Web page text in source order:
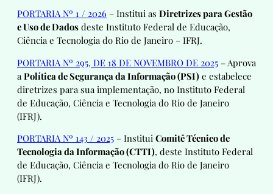
PORTARIA Nº 1 / 2026 – Institui as Diretrizes para Gestão
e Uso de Dados deste Instituto Federal de Educação,
Ciência e Tecnologia do Rio de Janeiro – IFRJ.
PORTARIA Nº 295, DE 18 DE NOVEMBRO DE 2025 – Aprova
a Política de Segurança da Informação (PSI) e estabelece
diretrizes para sua implementação, no Instituto Federal
de Educação, Ciência e Tecnologia do Rio de Janeiro
(IFRJ).
PORTARIA Nº 143 / 2025 – Institui Comitê Técnico de
Tecnologia da Informação (CTTI), deste Instituto Federal
de Educação, Ciência e Tecnologia do Rio de Janeiro
(IFRJ).